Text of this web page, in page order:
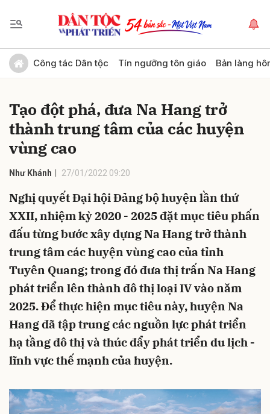
Công tác Dân tộc Tín ngưỡng tôn giáo Bản làng
Tạo đột phá, đưa Na Hang trở
thành trung tâm của các huyện
vùng cao
Như Khánh 27/01/2022 09:20
Nghị quyết Đại hội Đảng bộ huyện lần thứ
XXII, nhiệm kỳ 2020 - 2025 đặt mục tiêu phấn
đấu từng bước xây dựng Na Hang trở thành
trung tâm các huyện vùng cao của tỉnh
Tuyên Quang; trong đó đưa thị trấn Na Hang
phát triển lên thành đô thị loại IV vào năm
2025. Để thực hiện mục tiêu này, huyện Na
Hang đã tập trung các nguồn lực phát triển
hạ tầng đô thị và thúc đẩy phát triển du lịch -
lĩnh vực thế mạnh của huyện.
Gửi bình luận